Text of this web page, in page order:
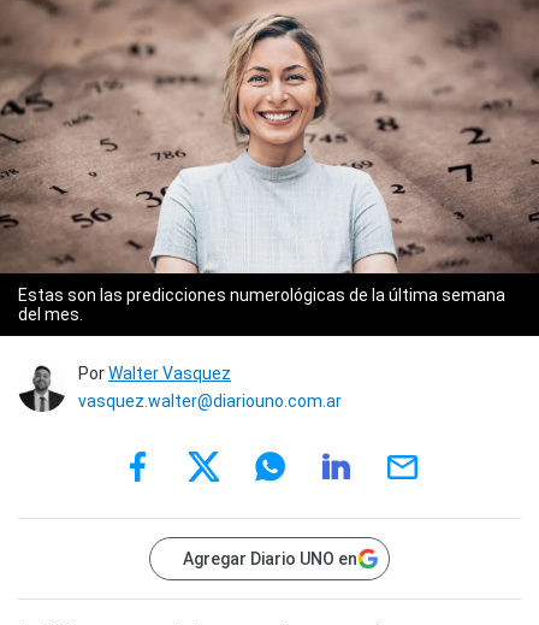
Estas son las predicciones numerológicas de la última semana
del mes.
PorWalter Vasquez
vasquez.walter@diariouno.com.ar
Agregar Diario UNO en